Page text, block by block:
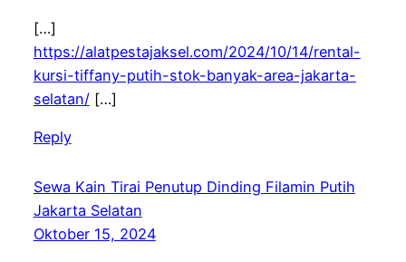
[…]
https://alatpestajaksel.com/2024/10/14/rental-
kursi-tiffany-putih-stok-banyak-area-jakarta-
selatan/[…]
Reply
Sewa Kain Tirai Penutup Dinding Filamin Putih
Jakarta Selatan
Oktober 15, 2024